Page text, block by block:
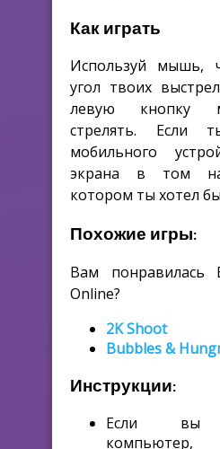
Как играть
Используй мышь,
угол твоих
левую кнопку
стрелять. Если
мобильного
экрана в том
котором ты хотел
Похожие игры:
Вам понравилась
Online?
2K Shoot
Bubbles &
Инструкции:
Если вы
компьютер,